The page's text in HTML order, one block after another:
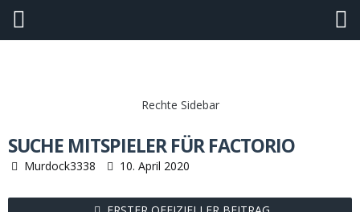
SUCHE MITSPIELER FÜR FACTORIO
Murdock3338 10. April 2020